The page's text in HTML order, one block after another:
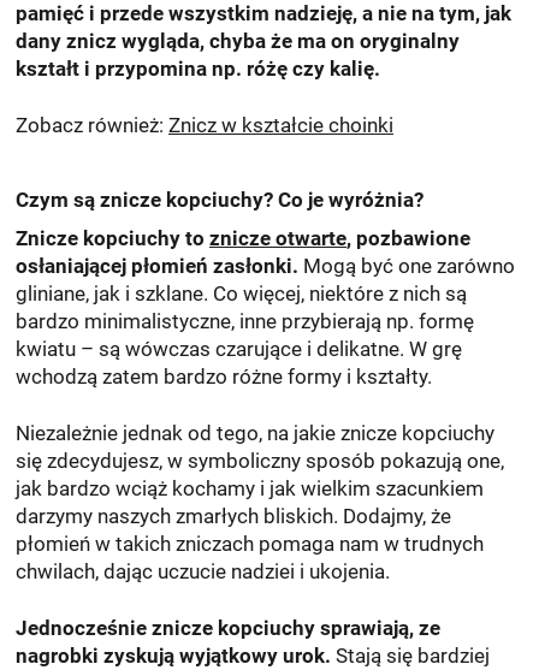
pamięć i przede wszystkim nadzieję, a nie na tym, jak
dany znicz wygląda, chyba że ma on oryginalny
kształt i przypomina np. różę czy kalię.
Zobacz również: Znicz w kształcie choinki
Czym są znicze kopciuchy? Co je wyróżnia?
Znicze kopciuchy to znicze otwarte, pozbawione
osłaniającej płomień zasłonki. Mogą być one zarówno
gliniane, jak i szklane. Co więcej, niektóre z nich są
bardzo minimalistyczne, inne przybierają np. formę
kwiatu – są wówczas czarujące i delikatne. W grę
wchodzą zatem bardzo różne formy i kształty.
Niezależnie jednak od tego, na jakie znicze kopciuchy
się zdecydujesz, w symboliczny sposób pokazują one,
jak bardzo wciąż kochamy i jak wielkim szacunkiem
darzymy naszych zmarłych bliskich. Dodajmy, że
płomień w takich zniczach pomaga nam w trudnych
chwilach, dając uczucie nadziei i ukojenia.
Jednocześnie znicze kopciuchy sprawiają, ze
nagrobki zyskują wyjątkowy urok. Stają się bardziej